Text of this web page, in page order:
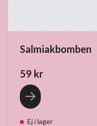
Salmiakbomben
59 kr
Ej i lager